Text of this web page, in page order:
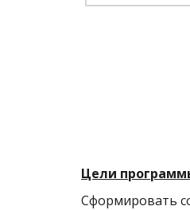
Цели
Сформировать